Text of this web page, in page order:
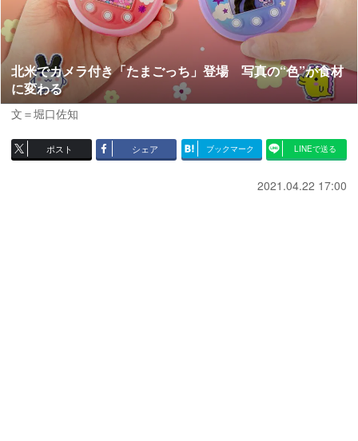
北米でカメラ付き「たまごっち」登場 写真の“色”が食材
に変わる
文＝堀口佐知
ポスト シェア ブックマーク LINEで送る
2021.04.22 17:00